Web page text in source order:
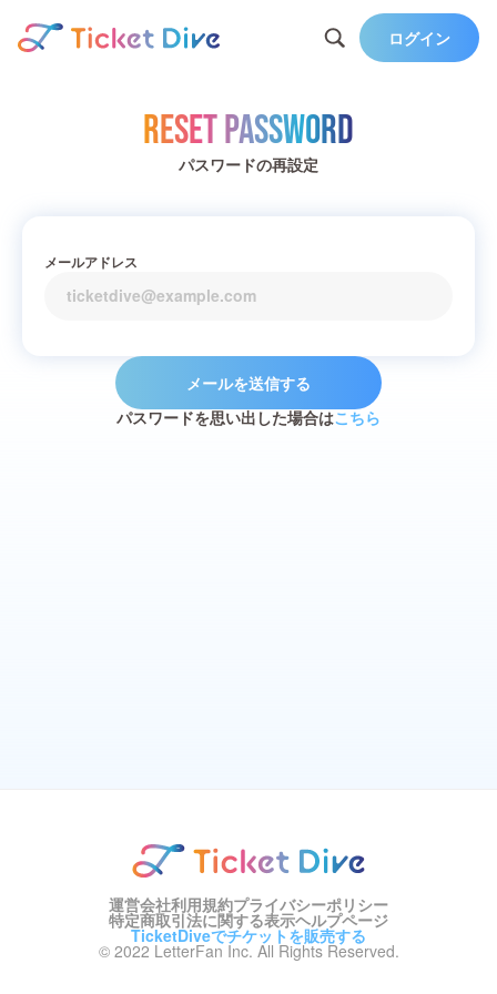
ログイン
Reset Password
パスワードの再設定
メールアドレス
メールを送信する
パスワードを思い出した場合はこちら
運営会社利用規約プライバシーポリシー
特定商取引法に関する表示ヘルプページ
TicketDiveでチケットを販売する
© 2022 LetterFan Inc. All Rights Reserved.